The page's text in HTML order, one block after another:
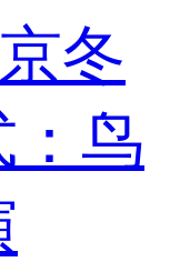
冬
：鸟